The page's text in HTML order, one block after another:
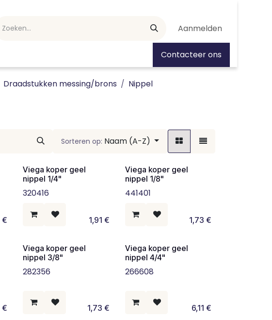
Aanmelden
Contacteer ons
Draadstukken messing/brons Nippel
Sorteren op: Naam (A-Z)
€
Viega koper geel
nippel 1/4"
320416
1,91 €
Viega koper geel
nippel 1/8"
441401
1,73 €
€
Viega koper geel
nippel 3/8"
282356
1,73 €
Viega koper geel
nippel 4/4"
266608
6,11 €